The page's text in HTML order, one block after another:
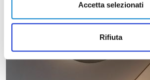
Accetta selezionati
Rifiuta